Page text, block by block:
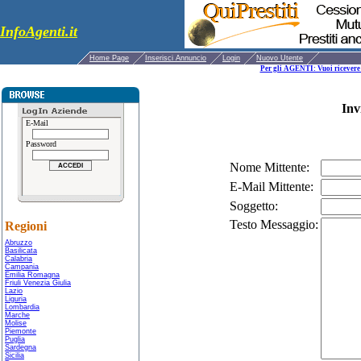
InfoAgenti.it
Home Page Inserisci Annuncio Login
Nuovo Utente
Per gli AGENTI: Vuoi
E-Mail
Password
Regioni
Abruzzo
Basilicata
Calabria
Campania
Emilia Romagna
Friuli Venezia Giulia
Lazio
Liguria
Lombardia
Marche
Molise
Piemonte
Puglia
Sardegna
Sicilia
Nome Mittente:
E-Mail Mittente:
Soggetto:
Testo Messaggio: